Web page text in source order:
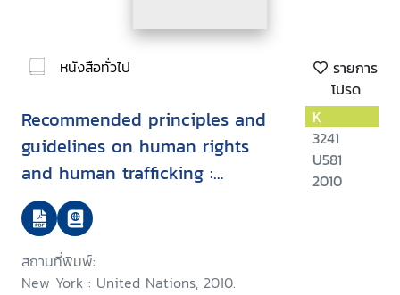
หนังสือทั่วไป
รายการ
โปรด
Recommended principles and
guidelines on human rights
and human trafficking :
commentary
สถานที่พิมพ์:
New York : United Nations, 2010.
K
3241
U581
2010